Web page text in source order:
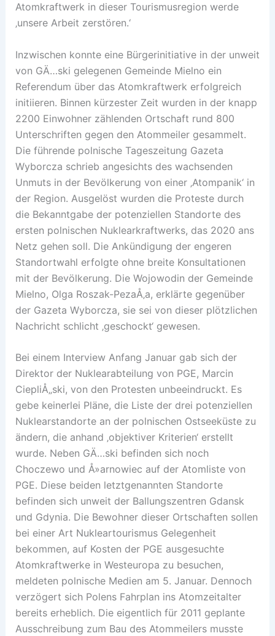
Atomkraftwerk in dieser Tourismusregion werde
‚unsere Arbeit zerstören.‘
Inzwischen konnte eine Bürgerinitiative in der unweit
von GÄ…ski gelegenen Gemeinde Mielno ein
Referendum über das Atomkraftwerk erfolgreich
initiieren. Binnen kürzester Zeit wurden in der knapp
2200 Einwohner zählenden Ortschaft rund 800
Unterschriften gegen den Atommeiler gesammelt.
Die führende polnische Tageszeitung Gazeta
Wyborcza schrieb angesichts des wachsenden
Unmuts in der Bevölkerung von einer ‚Atompanik‘ in
der Region. Ausgelöst wurden die Proteste durch
die Bekanntgabe der potenziellen Standorte des
ersten polnischen Nuklearkraftwerks, das 2020 ans
Netz gehen soll. Die Ankündigung der engeren
Standortwahl erfolgte ohne breite Konsultationen
mit der Bevölkerung. Die Wojowodin der Gemeinde
Mielno, Olga Roszak-PezaÅ‚a, erklärte gegenüber
der Gazeta Wyborcza, sie sei von dieser plötzlichen
Nachricht schlicht ‚geschockt‘ gewesen.
Bei einem Interview Anfang Januar gab sich der
Direktor der Nuklearabteilung von PGE, Marcin
CiepliÅ„ski, von den Protesten unbeeindruckt. Es
gebe keinerlei Pläne, die Liste der drei potenziellen
Nuklearstandorte an der polnischen Ostseeküste zu
ändern, die anhand ‚objektiver Kriterien‘ erstellt
wurde. Neben GÄ…ski befinden sich noch
Choczewo und Å»arnowiec auf der Atomliste von
PGE. Diese beiden letztgenannten Standorte
befinden sich unweit der Ballungszentren Gdansk
und Gdynia. Die Bewohner dieser Ortschaften sollen
bei einer Art Nukleartourismus Gelegenheit
bekommen, auf Kosten der PGE ausgesuchte
Atomkraftwerke in Westeuropa zu besuchen,
meldeten polnische Medien am 5. Januar. Dennoch
verzögert sich Polens Fahrplan ins Atomzeitalter
bereits erheblich. Die eigentlich für 2011 geplante
Ausschreibung zum Bau des Atommeilers musste